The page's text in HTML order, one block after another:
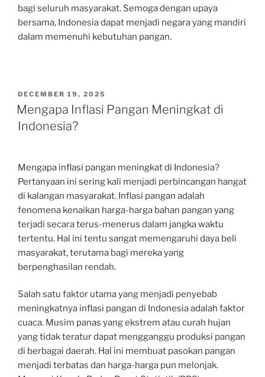
bagi seluruh masyarakat. Semoga dengan upaya
bersama, Indonesia dapat menjadi negara yang mandiri
dalam memenuhi kebutuhan pangan.
POSTED
ON
DECEMBER 19, 2025
Mengapa Inflasi Pangan Meningkat di
Indonesia?
Mengapa inflasi pangan meningkat di Indonesia?
Pertanyaan ini sering kali menjadi perbincangan hangat
di kalangan masyarakat. Inflasi pangan adalah
fenomena kenaikan harga-harga bahan pangan yang
terjadi secara terus-menerus dalam jangka waktu
tertentu. Hal ini tentu sangat memengaruhi daya beli
masyarakat, terutama bagi mereka yang
berpenghasilan rendah.
Salah satu faktor utama yang menjadi penyebab
meningkatnya inflasi pangan di Indonesia adalah faktor
cuaca. Musim panas yang ekstrem atau curah hujan
yang tidak teratur dapat mengganggu produksi pangan
di berbagai daerah. Hal ini membuat pasokan pangan
menjadi terbatas dan harga-harga pun melonjak.